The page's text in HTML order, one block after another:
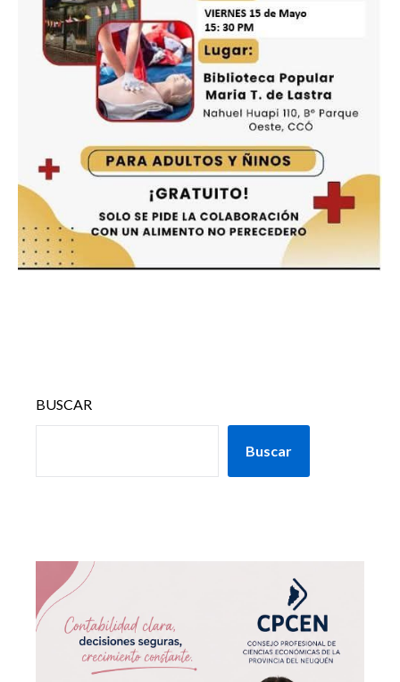
BUSCAR
Buscar